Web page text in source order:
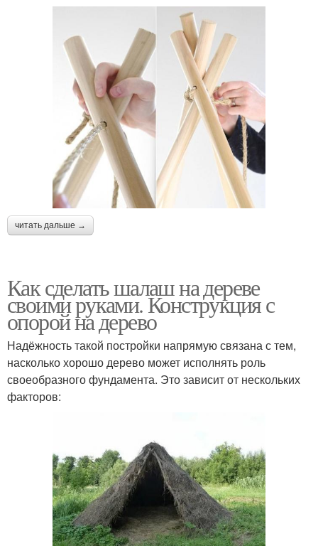
читать дальше →
Как сделать шалаш на дереве
своими руками. Конструкция с
опорой на дерево
Надёжность такой постройки напрямую связана с тем,
насколько хорошо дерево может исполнять роль
своеобразного фундамента. Это зависит от нескольких
факторов: